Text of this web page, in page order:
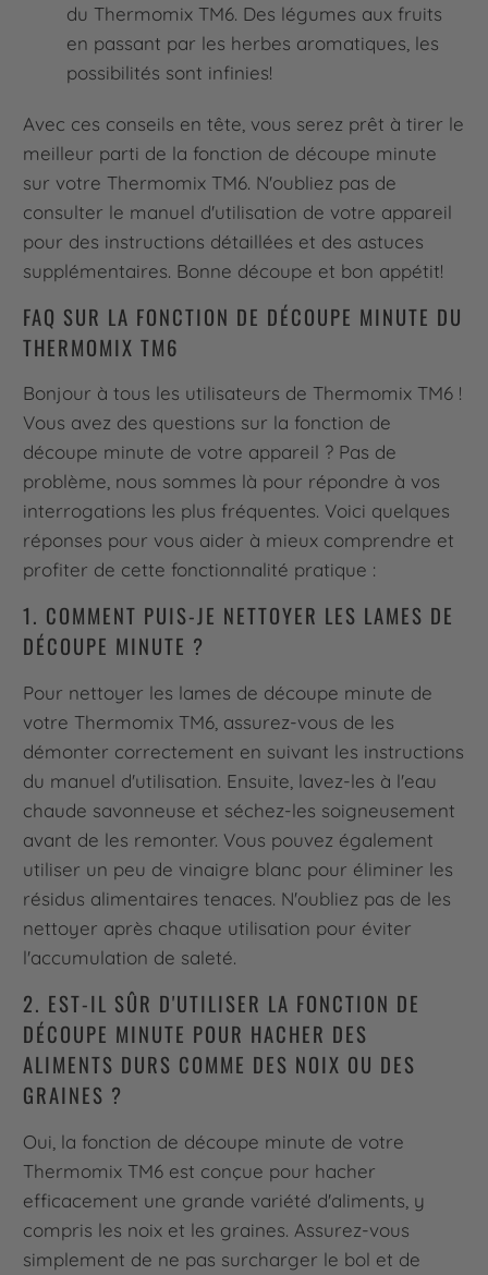
du Thermomix TM6. Des légumes aux fruits
en passant par les herbes aromatiques, les
possibilités sont infinies!
Avec ces conseils en tête, vous serez prêt à tirer le
meilleur parti de la fonction de découpe minute
sur votre Thermomix TM6. N'oubliez pas de
consulter le manuel d'utilisation de votre appareil
pour des instructions détaillées et des astuces
supplémentaires. Bonne découpe et bon appétit!
FAQ SUR LA FONCTION DE DÉCOUPE MINUTE DU
THERMOMIX TM6
Bonjour à tous les utilisateurs de Thermomix TM6 !
Vous avez des questions sur la fonction de
découpe minute de votre appareil ? Pas de
problème, nous sommes là pour répondre à vos
interrogations les plus fréquentes. Voici quelques
réponses pour vous aider à mieux comprendre et
profiter de cette fonctionnalité pratique :
1. COMMENT PUIS-JE NETTOYER LES LAMES DE
DÉCOUPE MINUTE ?
Pour nettoyer les lames de découpe minute de
votre Thermomix TM6, assurez-vous de les
démonter correctement en suivant les instructions
du manuel d'utilisation. Ensuite, lavez-les à l'eau
chaude savonneuse et séchez-les soigneusement
avant de les remonter. Vous pouvez également
utiliser un peu de vinaigre blanc pour éliminer les
résidus alimentaires tenaces. N'oubliez pas de les
nettoyer après chaque utilisation pour éviter
l'accumulation de saleté.
2. EST-IL SÛR D'UTILISER LA FONCTION DE
DÉCOUPE MINUTE POUR HACHER DES
ALIMENTS DURS COMME DES NOIX OU DES
GRAINES ?
Oui, la fonction de découpe minute de votre
Thermomix TM6 est conçue pour hacher
efficacement une grande variété d'aliments, y
compris les noix et les graines. Assurez-vous
simplement de ne pas surcharger le bol et de